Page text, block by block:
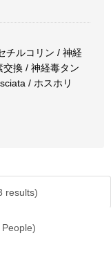
チルコリン / 神経
換 / 神経毒タン
/ ホスホリ
results)
People)